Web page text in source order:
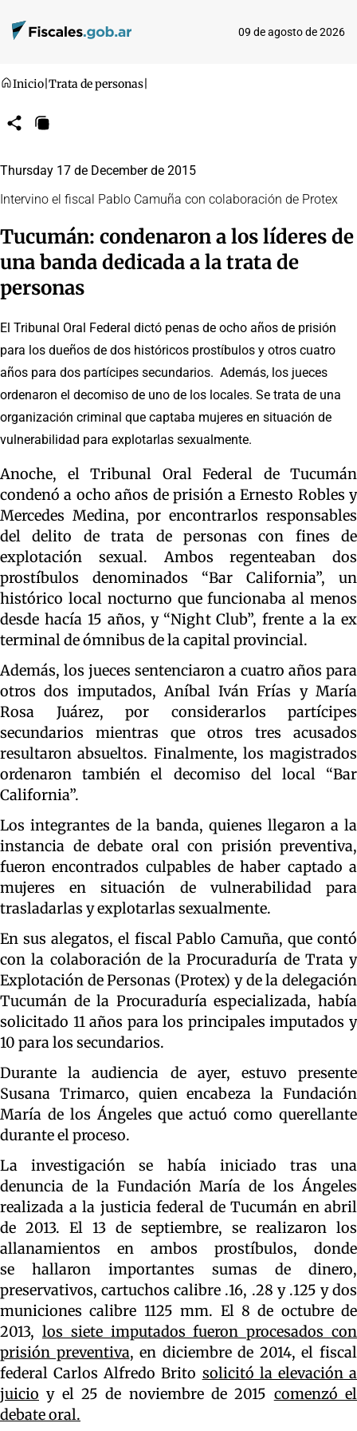
09 de agosto de 2026
Inicio Trata de personas
CompartirCopiar
Thursday 17 de December de 2015
Intervino el fiscal Pablo Camuña con colaboración de Protex
Tucumán: condenaron a los líderes de
una banda dedicada a la trata de
personas
El Tribunal Oral Federal dictó penas de ocho años de prisión
para los dueños de dos históricos prostíbulos y otros cuatro
años para dos partícipes secundarios. Además, los jueces
ordenaron el decomiso de uno de los locales. Se trata de una
organización criminal que captaba mujeres en situación de
vulnerabilidad para explotarlas sexualmente.
Anoche, el Tribunal Oral Federal de Tucumán
condenó a ocho años de prisión a Ernesto Robles y
Mercedes Medina, por encontrarlos responsables
del delito de trata de personas con fines de
explotación sexual. Ambos regenteaban dos
prostíbulos denominados “Bar California”, un
histórico local nocturno que funcionaba al menos
desde hacía 15 años, y “Night Club”, frente a la ex
terminal de ómnibus de la capital provincial.
Además, los jueces sentenciaron a cuatro años para
otros dos imputados, Aníbal Iván Frías y María
Rosa Juárez, por considerarlos partícipes
secundarios mientras que otros tres acusados
resultaron absueltos. Finalmente, los magistrados
ordenaron también el decomiso del local “Bar
California”.
Los integrantes de la banda, quienes llegaron a la
instancia de debate oral con prisión preventiva,
fueron encontrados culpables de haber captado a
mujeres en situación de vulnerabilidad para
trasladarlas y explotarlas sexualmente.
En sus alegatos, el fiscal Pablo Camuña, que contó
con la colaboración de la Procuraduría de Trata y
Explotación de Personas (Protex) y de la delegación
Tucumán de la Procuraduría especializada, había
solicitado 11 años para los principales imputados y
10 para los secundarios.
Durante la audiencia de ayer, estuvo presente
Susana Trimarco, quien encabeza la Fundación
María de los Ángeles que actuó como querellante
durante el proceso.
La investigación se había iniciado tras una
denuncia de la Fundación María de los Ángeles
realizada a la justicia federal de Tucumán en abril
de 2013. El 13 de septiembre, se realizaron los
allanamientos en ambos prostíbulos, donde
se hallaron importantes sumas de dinero,
preservativos, cartuchos calibre .16, .28 y .125 y dos
municiones calibre 1125 mm. El 8 de octubre de
2013, los siete imputados fueron procesados con
prisión preventiva, en diciembre de 2014, el fiscal
federal Carlos Alfredo Brito solicitó la elevación a
juicio y el 25 de noviembre de 2015 comenzó el
debate oral.